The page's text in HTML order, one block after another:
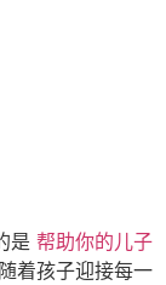
是 帮助你的儿子
着孩子迎接每一